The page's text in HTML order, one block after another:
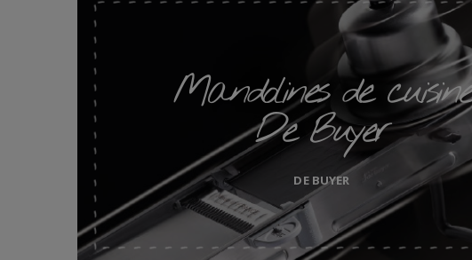
Mandolines de cuisine
De Buyer
DE BUYER